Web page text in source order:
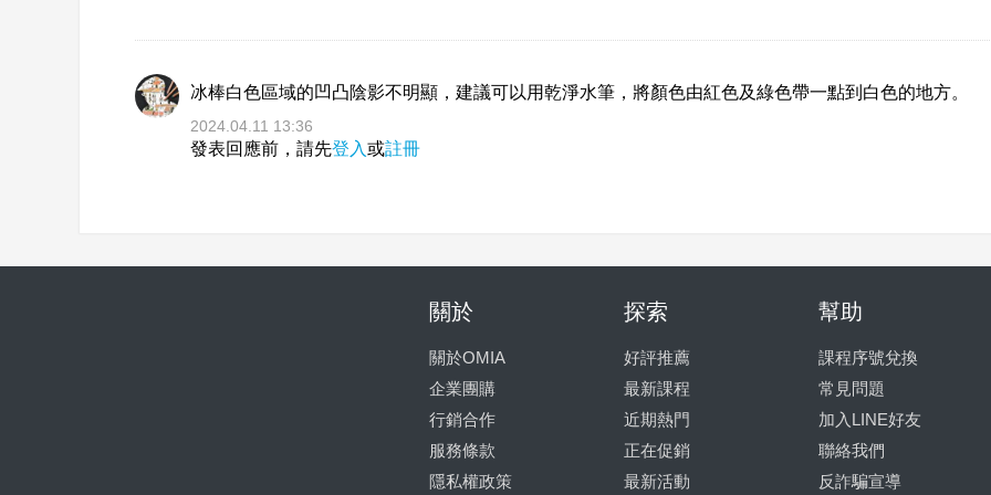
冰棒白色區域的凹凸陰影不明顯，建議可以用乾淨水筆，將顏色由紅色及綠色帶一點到白色的地方。
2024.04.11 13:36
發表回應前，請先登入或註冊
關於
關於OMIA
企業團購
行銷合作
服務條款
隱私權政策
探索
好評推薦
最新課程
近期熱門
正在促銷
最新活動
幫助
課程序號兌換
常見問題
加入LINE好友
聯絡我們
反詐騙宣導